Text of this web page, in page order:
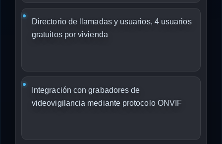
Directorio de llamadas y usuarios, 4 usuarios
gratuitos por vivienda
Integración con grabadores de
videovigilancia mediante protocolo ONVIF